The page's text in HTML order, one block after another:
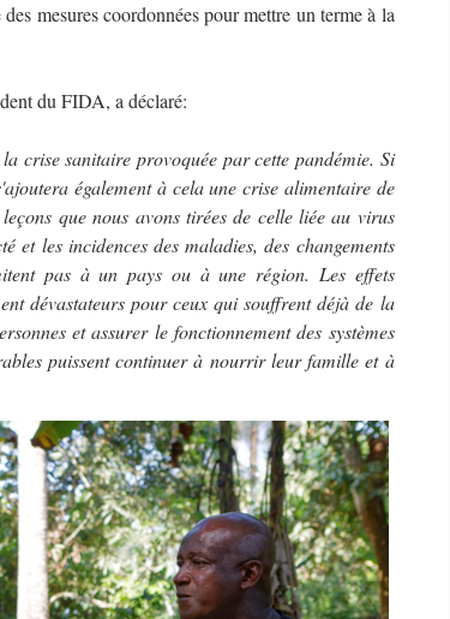
mesures coordonnées pour mettre un terme à la
du FIDA, a déclaré:
crise sanitaire provoquée par cette pandémie. Si
également à cela une crise alimentaire de
que nous avons tirées de celle liée au virus
et les incidences des maladies, des changements
pas à un pays ou à une région. Les effets
dévastateurs pour ceux qui souffrent déjà de la
et assurer le fonctionnement des systèmes
puissent continuer à nourrir leur famille et à